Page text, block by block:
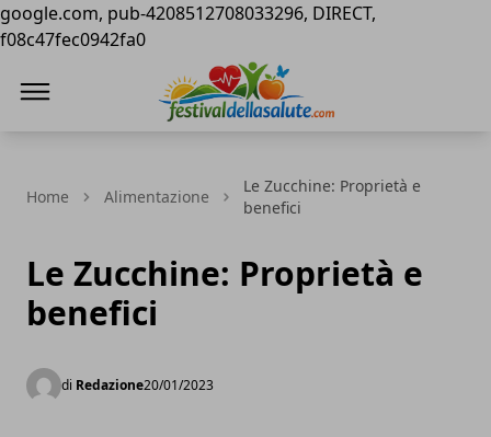
google.com, pub-4208512708033296, DIRECT,
f08c47fec0942fa0
Home Alimentazione
Le Zucchine: Proprietà e
benefici
Le Zucchine: Proprietà e
benefici
di Redazione20/01/2023